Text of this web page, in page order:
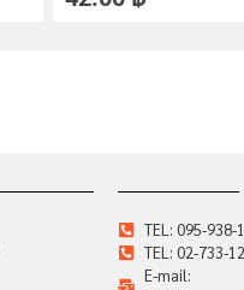
TEL: 095-938-
TEL: 02-733-
E-mail: